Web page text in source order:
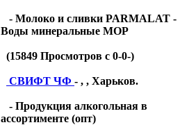
- Молоко и сливки PARMALAT -
Воды минеральные МОР
(15849 Просмотров с 0-0-)
СВИФТ ЧФ - , , Харьков.
- Продукция алкогольная в
ассортименте (опт)